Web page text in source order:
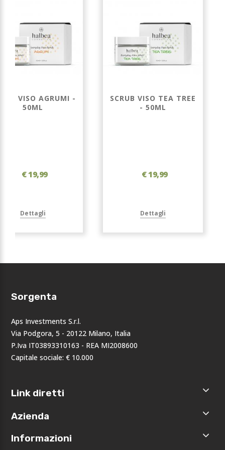
VISO AGRUMI -
50ML
€ 19,99
Dettagli
SCRUB VISO TEA TREE
- 50ML
€ 19,99
Dettagli
Sorgenta
Aps Investments S.r.l.
Via Podgora, 5 - 20122 Milano, Italia
P.Iva IT03893310163 - REA MI2008600
Capitale sociale: € 10.000
Link diretti
Home
Accedi
Registrati
Azienda
Chi siamo
Informazioni